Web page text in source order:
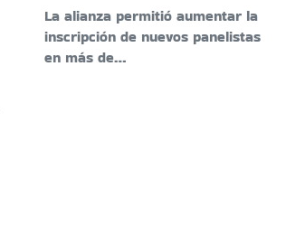
La alianza permitió aumentar la
inscripción de nuevos panelistas
en más de…